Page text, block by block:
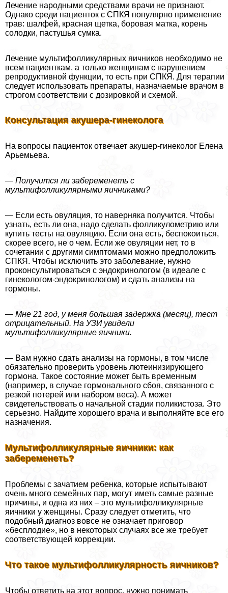
Лечение народными средствами врачи не признают.
Однако среди пациенток с СПКЯ популярно применение
трав: шалфей, красная щетка, боровая матка, корень
солодки, пастушья сумка.
Лечение мультифолликулярных яичников необходимо не
всем пациенткам, а только женщинам с нарушением
репродуктивной функции, то есть при СПКЯ. Для терапии
следует использовать препараты, назначаемые врачом в
строгом соответствии с дозировкой и схемой.
Консультация акушера-гинеколога
На вопросы пациенток отвечает акушер-гинеколог Елена
Арьемьева.
— Получится ли забеременеть с
мультифолликулярными яичниками?
— Если есть овуляция, то наверняка получится. Чтобы
узнать, есть ли она, надо сделать фолликулометрию или
купить тесты на овуляцию. Если она есть, беспокоиться,
скорее всего, не о чем. Если же овуляции нет, то в
сочетании с другими симптомами можно предположить
СПКЯ. Чтобы исключить это заболевание, нужно
проконсультироваться с эндокринологом (в идеале с
гинекологом-эндокринологом) и сдать анализы на
гормоны.
— Мне 21 год, у меня большая задержка (месяц), тест
отрицательный. На УЗИ увидели
мультифолликулярные яичники.
— Вам нужно сдать анализы на гормоны, в том числе
обязательно проверить уровень лютеинизирующего
гормона. Такое состояние может быть временным
(например, в случае гормонального сбоя, связанного с
резкой потерей или набором веса). А может
свидетельствовать о начальной стадии поликистоза. Это
серьезно. Найдите хорошего врача и выполняйте все его
назначения.
Мультифолликулярные яичники: как
забеременеть?
Проблемы с зачатием ребенка, которые испытывают
очень много семейных пар, могут иметь самые разные
причины, и одна из них – это мультифолликулярные
яичники у женщины. Сразу следует отметить, что
подобный диагноз вовсе не означает приговор
«бесплодие», но в некоторых случаях все же требует
соответствующей коррекции.
Что такое мультифолликулярность яичников?
Чтобы ответить на этот вопрос, нужно понимать